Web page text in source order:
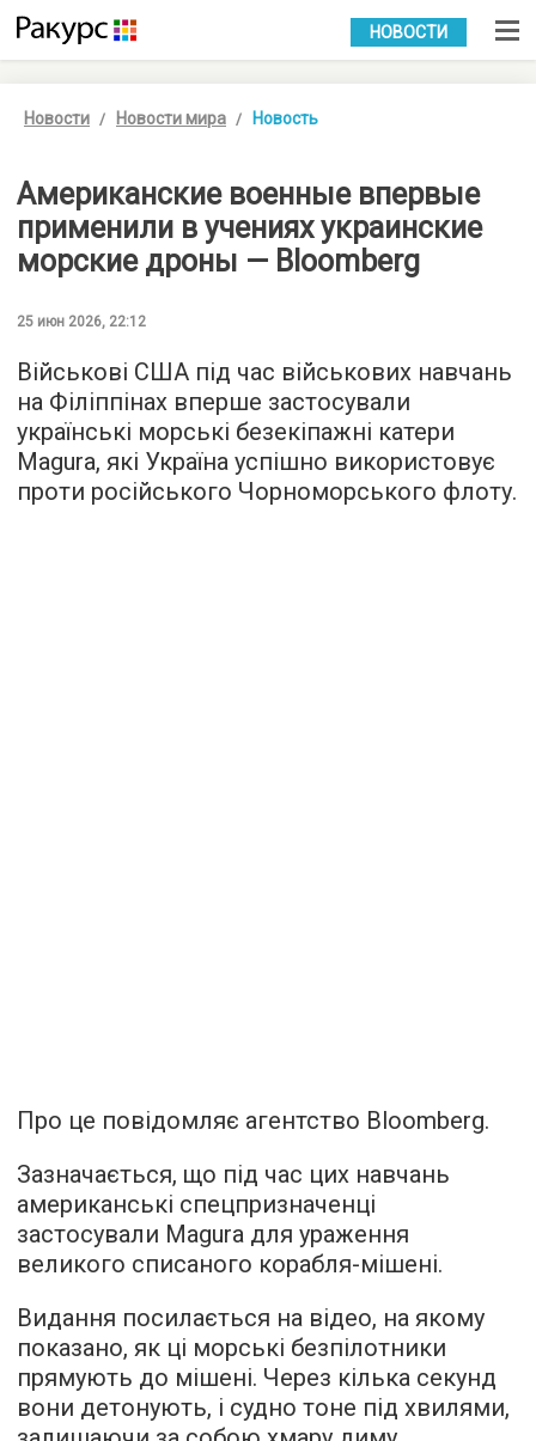
УКР РУС
НОВОСТИ
Новости Новости мира Новость
Американские военные впервые
применили в учениях украинские
морские дроны — Bloomberg
25 июн 2026, 22:12
Військові США під час військових навчань
на Філіппінах вперше застосували
українські морські безекіпажні катери
Magura, які Україна успішно використовує
проти російського Чорноморського флоту.
Про це повідомляє агентство Bloomberg.
Зазначається, що під час цих навчань
американські спецпризначенці
застосували Magura для ураження
великого списаного корабля-мішені.
Видання посилається на відео, на якому
показано, як ці морські безпілотники
прямують до мішені. Через кілька секунд
вони детонують, і судно тоне під хвилями,